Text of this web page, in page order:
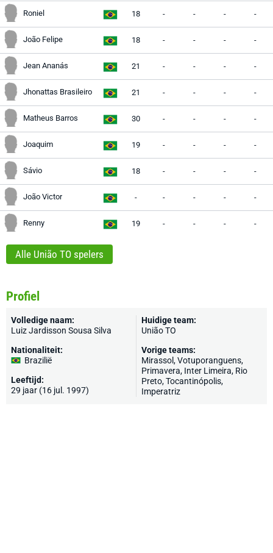
Roniel 18 - - - -
João Felipe 18 - - - -
Jean Ananás 21 - - - -
Jhonattas Brasileiro 21 - - - -
Matheus Barros 30 - - - -
Joaquim 19 - - - -
Sávio 18 - - - -
João Victor - - - - -
Renny 19 - - - -
Alle União TO spelers
Profiel
Volledige naam:
Luiz Jardisson Sousa Silva
Nationaliteit:
Brazilië
Leeftijd:
29 jaar (16 jul. 1997)
Huidige team:
União TO
Vorige teams:
Mirassol, Votuporanguens,
Primavera, Inter Limeira, Rio
Preto, Tocantinópolis,
Imperatriz